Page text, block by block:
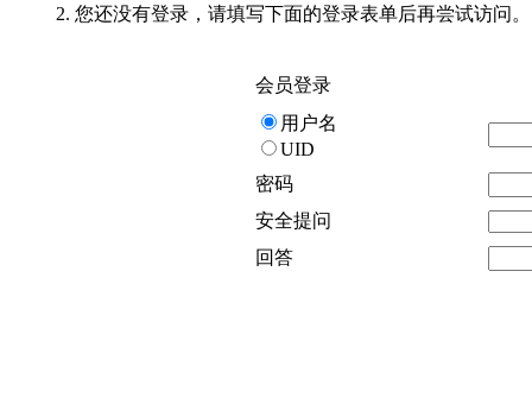
您还没有登录，请填写下面的登录表单后再尝试访问。
会员登录
用户名
UID
密码
安全提问
回答